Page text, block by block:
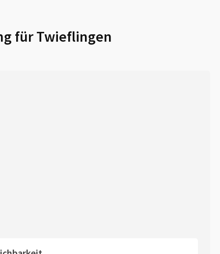
fürTwieflingen